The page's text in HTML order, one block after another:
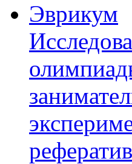
Эврикум